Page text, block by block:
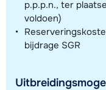
p.p.p.n., ter
voldoen)
bijdrage SGR